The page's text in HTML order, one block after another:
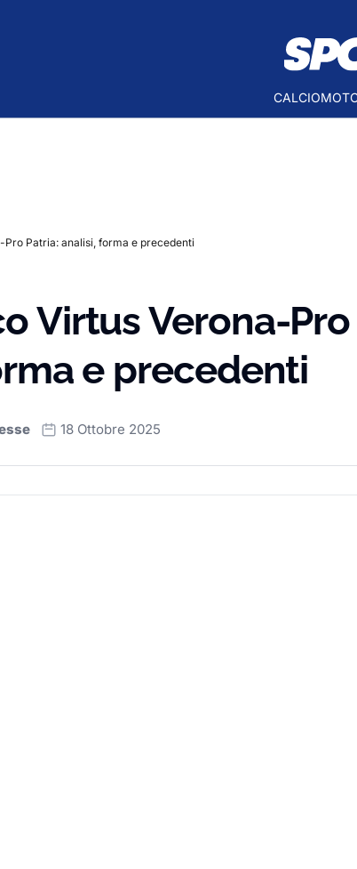
CALCIO
Pro Patria: analisi, forma e precedenti
Virtus Verona-Pro
e precedenti
18 Ottobre 2025